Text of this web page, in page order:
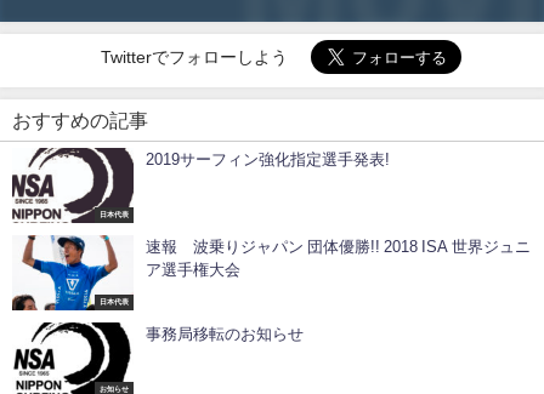
Twitterでフォローしよう
おすすめの記事
日本代表
2019サーフィン強化指定選手発表!
日本代表
速報 波乗りジャパン 団体優勝!! 2018 ISA 世界ジュニ
ア選手権大会
お知らせ
事務局移転のお知らせ